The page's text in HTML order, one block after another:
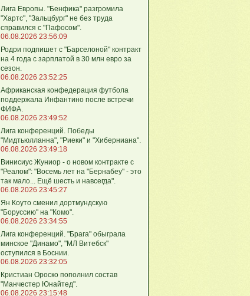
Лига Европы. "Бенфика" разгромила
"Хартс", "Зальцбург" не без труда
справился с "Пафосом".
06.08.2026 23:56:09
Родри подпишет с "Барселоной" контракт
на 4 года с зарплатой в 30 млн евро за
сезон.
06.08.2026 23:52:25
Африканская конфедерация футбола
поддержала Инфантино после встречи
ФИФА.
06.08.2026 23:49:52
Лига кoнференций. Победы
"Мидтьюлланна", "Риеки" и "Хиберниана".
06.08.2026 23:49:18
Винисиус Жуниор - о новом контракте с
"Реалом": "Восемь лет на "Бернабеу" - это
так мало... Ещё шесть и навсегда".
06.08.2026 23:45:27
Ян Коуто сменил дортмундскую
"Боруссию" на "Комо".
06.08.2026 23:34:55
Лига кoнференций. "Брага" обыграла
минское "Динамо", "МЛ Витебск"
оступился в Боснии.
06.08.2026 23:32:05
Кристиан Ороско пополнил состав
"Манчестер Юнайтед".
06.08.2026 23:15:48